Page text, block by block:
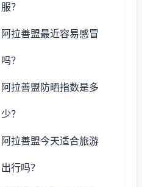
服？
阿拉善盟最近容易感冒
吗？
阿拉善盟防晒指数是多
少？
阿拉善盟今天适合旅游
出行吗？